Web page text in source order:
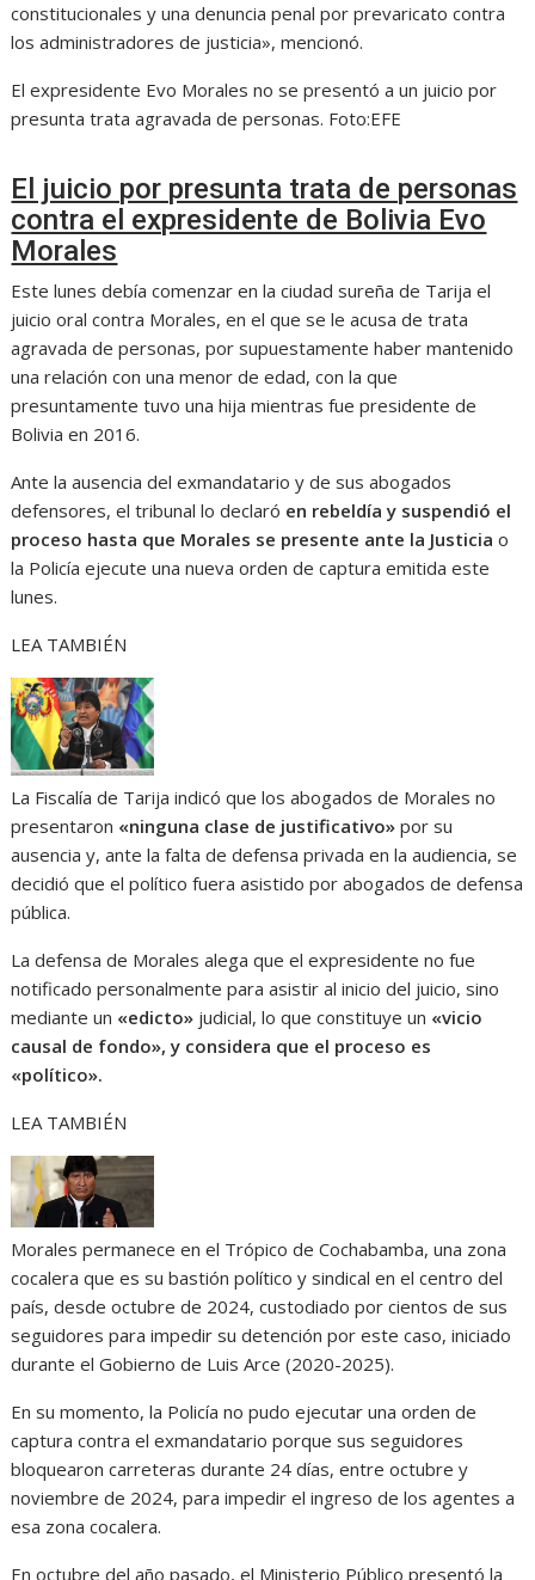
constitucionales y una denuncia penal por prevaricato contra
los administradores de justicia», mencionó.
El expresidente Evo Morales no se presentó a un juicio por
presunta trata agravada de personas. Foto:EFE
El juicio por presunta trata de personas
contra el expresidente de Bolivia Evo
Morales
Este lunes debía comenzar en la ciudad sureña de Tarija el
juicio oral contra Morales, en el que se le acusa de trata
agravada de personas, por supuestamente haber mantenido
una relación con una menor de edad, con la que
presuntamente tuvo una hija mientras fue presidente de
Bolivia en 2016.
Ante la ausencia del exmandatario y de sus abogados
defensores, el tribunal lo declaró en rebeldía y suspendió el
proceso hasta que Morales se presente ante la Justiciao
la Policía ejecute una nueva orden de captura emitida este
lunes.
LEA TAMBIÉN
La Fiscalía de Tarija indicó que los abogados de Morales no
presentaron «ninguna clase de justificativo» por su
ausencia y, ante la falta de defensa privada en la audiencia, se
decidió que el político fuera asistido por abogados de defensa
pública.
La defensa de Morales alega que el expresidente no fue
notificado personalmente para asistir al inicio del juicio, sino
mediante un «edicto» judicial, lo que constituye un «vicio
causal de fondo», y considera que el proceso es
«político».
LEA TAMBIÉN
Morales permanece en el Trópico de Cochabamba, una zona
cocalera que es su bastión político y sindical en el centro del
país, desde octubre de 2024, custodiado por cientos de sus
seguidores para impedir su detención por este caso, iniciado
durante el Gobierno de Luis Arce (2020-2025).
En su momento, la Policía no pudo ejecutar una orden de
captura contra el exmandatario porque sus seguidores
bloquearon carreteras durante 24 días, entre octubre y
noviembre de 2024, para impedir el ingreso de los agentes a
esa zona cocalera.
En octubre del año pasado, el Ministerio Público presentó la